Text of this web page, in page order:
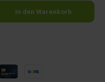
oder benutze die Schaltflächen um die
In den Warenkorb